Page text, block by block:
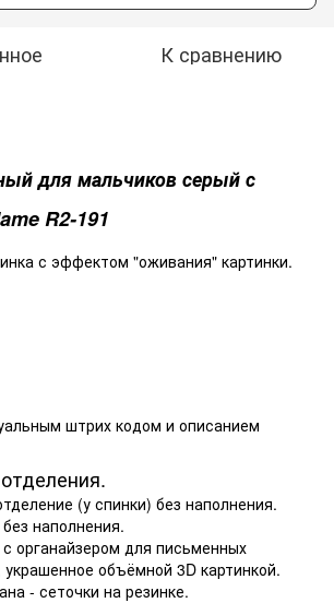
К сравнению
для мальчиков серый с
R2-191
с эффектом "оживания" картинки.
штрих кодом и описанием
(у спинки) без наполнения.
наполнения.
органайзером для письменных
объёмной 3D картинкой.
- сеточки на резинке.